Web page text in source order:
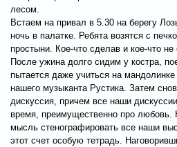
лесом.
Встаем на привал в 5.30 на берегу
ночь в палатке. Ребята возятся с
простыни. Кое-что сделав и кое-что
После ужина долго сидим у костра,
пытается даже учиться на
нашего музыканта Рустика. Затем
дискуссия, причем все наши
время, преимущественно про любовь.
мысль стенографировать все наши
этот счет особую тетрадь.